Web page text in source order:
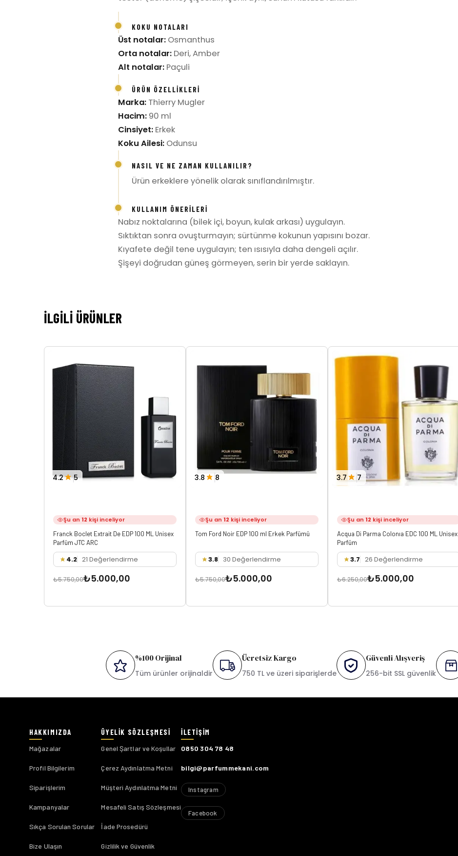
KOKU NOTALARI
Üst notalar: Osmanthus
Orta notalar: Deri, Amber
Alt notalar: Paçuli
ÜRÜN ÖZELLIKLERI
Marka: Thierry Mugler
Hacim: 90 ml
Cinsiyet: Erkek
Koku Ailesi: Odunsu
NASIL VE NE ZAMAN KULLANILIR?
Ürün erkeklere yönelik olarak sınıflandırılmıştır.
KULLANIM ÖNERILERI
Nabız noktalarına (bilek içi, boyun, kulak arkası) uygulayın.
Sıktıktan sonra ovuşturmayın; sürtünme kokunun yapısını bozar.
Kıyafete değil tene uygulayın; ten ısısıyla daha dengeli açılır.
Şişeyi doğrudan güneş görmeyen, serin bir yerde saklayın.
İLGILI ÜRÜNLER
4.2 5
Şu an 12 kişi inceliyor
Franck Boclet Extrait De EDP 100 ML Unisex
Parfüm JTC ARC
4.2 21 Değerlendirme
₺5.750,00₺5.000,00
3.8 8
Şu an 12 kişi inceliyor
Tom Ford Noir EDP 100 ml Erkek Parfümü
3.8 30 Değerlendirme
₺5.750,00₺5.000,00
3.7 7
Şu an 12 kişi inceliyor
Acqua Di Parma Colonıa EDC 100 ML Unisex
Parfüm
3.7 26 Değerlendirme
₺6.250,00₺5.000,00
%100 Orijinal
Tüm ürünler orijinaldir
Ücretsiz Kargo
750 TL ve üzeri siparişlerde
Güvenli Alışveriş
256-bit SSL güvenlik
Mağazalar
Profil Bilgilerim
Siparişlerim
Kampanyalar
Sıkça Sorulan Sorular
Bize Ulaşın
Genel Şartlar ve Koşullar
Çerez Aydınlatma Metni
Müşteri Aydınlatma Metni
Mesafeli Satış Sözleşmesi
İade Prosedürü
Gizlilik ve Güvenlik
0850 304 78 48
bilgi@parfummekani.com
Instagram
Facebook